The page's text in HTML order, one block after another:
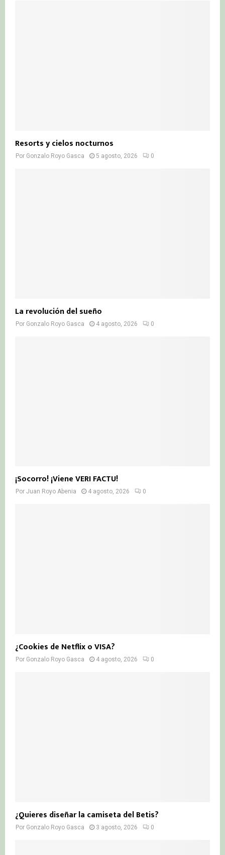
Resorts y cielos nocturnos
Por Gonzalo Royo Gasca 5 agosto, 2026 0
La revolución del sueño
Por Gonzalo Royo Gasca 4 agosto, 2026 0
¡Socorro! ¡Viene VERI FACTU!
Por Juan Royo Abenia 4 agosto, 2026 0
¿Cookies de Netflix o VISA?
Por Gonzalo Royo Gasca 4 agosto, 2026 0
¿Quieres diseñar la camiseta del Betis?
Por Gonzalo Royo Gasca 3 agosto, 2026 0